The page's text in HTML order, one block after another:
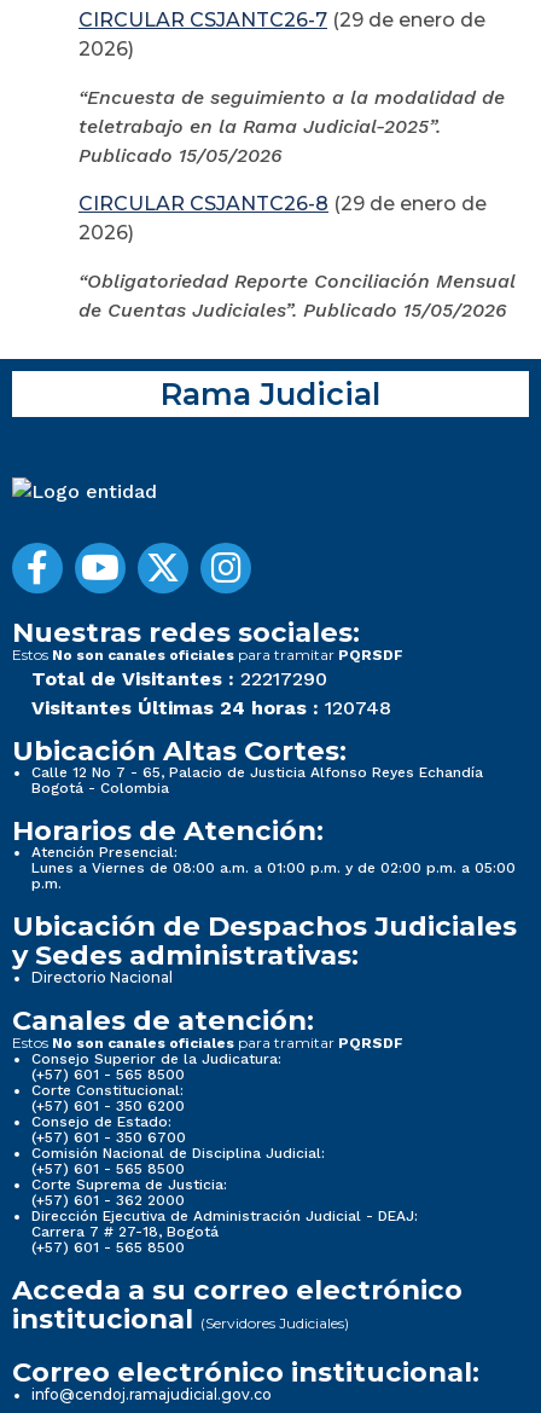
CIRCULAR CSJANTC26-7 (29 de enero de
2026)
“Encuesta de seguimiento a la modalidad de
teletrabajo en la Rama Judicial-2025”.
Publicado 15/05/2026
CIRCULAR CSJANTC26-8 (29 de enero de
2026)
“Obligatoriedad Reporte Conciliación Mensual
de Cuentas Judiciales”. Publicado 15/05/2026
Rama Judicial
Nuestras redes sociales:
Estos No son canales oficiales para tramitar PQRSDF
Total de Visitantes : 22217290
Visitantes Últimas 24 horas : 120748
Ubicación Altas Cortes:
Calle 12 No 7 - 65, Palacio de Justicia Alfonso Reyes Echandía
Bogotá - Colombia
Horarios de Atención:
Atención Presencial:
Lunes a Viernes de 08:00 a.m. a 01:00 p.m. y de 02:00 p.m. a 05:00
p.m.
Ubicación de Despachos Judiciales
y Sedes administrativas:
Directorio Nacional
Canales de atención:
Estos No son canales oficiales para tramitar PQRSDF
Consejo Superior de la Judicatura:
(+57) 601 - 565 8500
Corte Constitucional:
(+57) 601 - 350 6200
Consejo de Estado:
(+57) 601 - 350 6700
Comisión Nacional de Disciplina Judicial:
(+57) 601 - 565 8500
Corte Suprema de Justicia:
(+57) 601 - 362 2000
Dirección Ejecutiva de Administración Judicial - DEAJ:
Carrera 7 # 27-18, Bogotá
(+57) 601 - 565 8500
Acceda a su correo electrónico
institucional (Servidores Judiciales)
Correo electrónico institucional:
info@cendoj.ramajudicial.gov.co